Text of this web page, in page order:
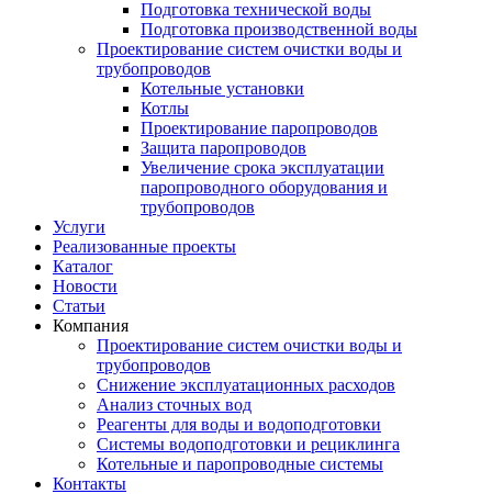
Подготовка технической воды
Подготовка производственной воды
Проектирование систем очистки воды и
трубопроводов
Котельные установки
Котлы
Проектирование паропроводов
Защита паропроводов
Увеличение срока эксплуатации
паропроводного оборудования и
трубопроводов
Услуги
Реализованные проекты
Каталог
Новости
Статьи
Компания
Проектирование систем очистки воды и
трубопроводов
Снижение эксплуатационных расходов
Анализ сточных вод
Реагенты для воды и водоподготовки
Системы водоподготовки и рециклинга
Котельные и паропроводные системы
Контакты